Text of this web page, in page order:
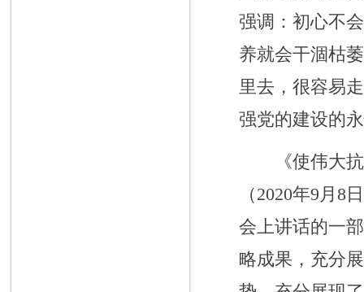
强调：初心不
养就会干涸枯
里去，很容易
强党的建设的
《使伟大抗
（2020年9月
会上讲话的一
略成果，充分